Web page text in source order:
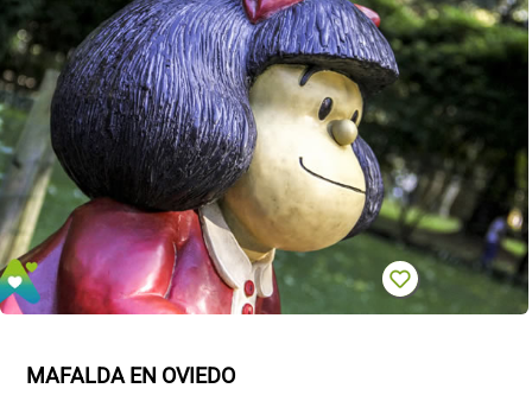
MAFALDA EN OVIEDO